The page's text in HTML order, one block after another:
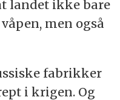
landet ikke bare
men også
fabrikker
i krigen. Og